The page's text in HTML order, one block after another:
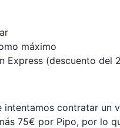
máximo
Express (descuento del
contratar un
75€ por Pipo, por lo